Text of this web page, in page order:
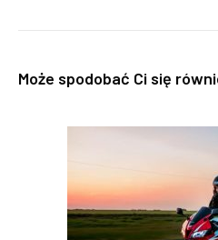
Może spodobać Ci się